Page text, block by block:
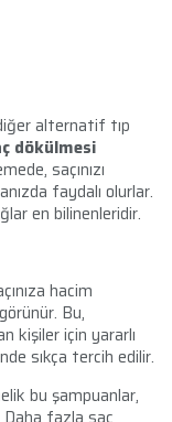
alternatif tıp
dökülmesi
saçınızı
faydalı olurlar.
en bilinenleridir.
hacim
Bu,
kişiler için yararlı
sıkça tercih edilir.
bu şampuanlar,